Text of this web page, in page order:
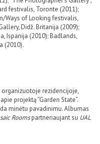
festivalis, Toronte (2011);
Ways of Looking festivalis,
Didž. Britanija (2009);
Ispanija (2010); Badlands,
(2010).
rezidencijoje,
projektą “Garden State”.
minėtu pavadinimu. Albumas
Roomspartneriaujant su UAL